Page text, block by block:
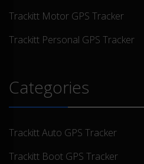
Trackitt Motor GPS Tracker
Trackitt Personal GPS Tracker
Categories
Trackitt Auto GPS Tracker
Trackitt Boot GPS Tracker